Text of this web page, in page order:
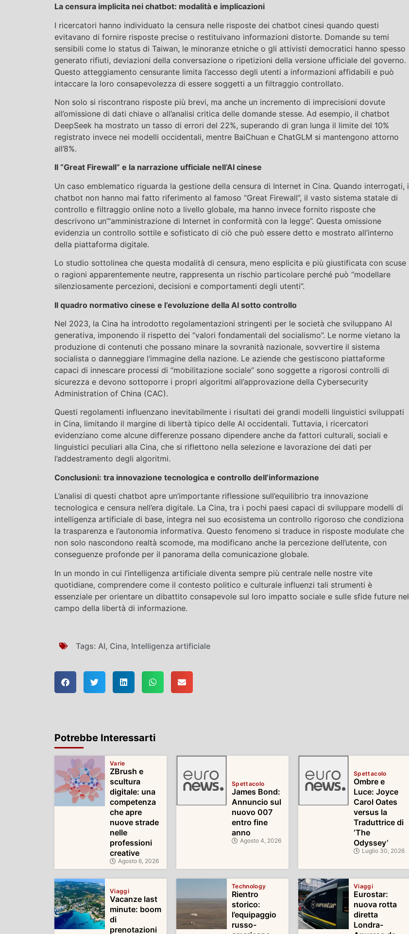
La censura implicita nei chatbot: modalità e implicazioni
I ricercatori hanno individuato la censura nelle risposte dei chatbot cinesi quando questi
evitavano di fornire risposte precise o restituivano informazioni distorte. Domande su temi
sensibili come lo status di Taiwan, le minoranze etniche o gli attivisti democratici hanno spesso
generato rifiuti, deviazioni della conversazione o ripetizioni della versione ufficiale del governo.
Questo atteggiamento censurante limita l’accesso degli utenti a informazioni affidabili e può
intaccare la loro consapevolezza di essere soggetti a un filtraggio controllato.
Non solo si riscontrano risposte più brevi, ma anche un incremento di imprecisioni dovute
all’omissione di dati chiave o all’analisi critica delle domande stesse. Ad esempio, il chatbot
DeepSeek ha mostrato un tasso di errori del 22%, superando di gran lunga il limite del 10%
registrato invece nei modelli occidentali, mentre BaiChuan e ChatGLM si mantengono attorno
all’8%.
Il “Great Firewall” e la narrazione ufficiale nell’AI cinese
Un caso emblematico riguarda la gestione della censura di Internet in Cina. Quando interrogati, i
chatbot non hanno mai fatto riferimento al famoso “Great Firewall”, il vasto sistema statale di
controllo e filtraggio online noto a livello globale, ma hanno invece fornito risposte che
descrivono un’“amministrazione di Internet in conformità con la legge”. Questa omissione
evidenzia un controllo sottile e sofisticato di ciò che può essere detto e mostrato all’interno
della piattaforma digitale.
Lo studio sottolinea che questa modalità di censura, meno esplicita e più giustificata con scuse
o ragioni apparentemente neutre, rappresenta un rischio particolare perché può “modellare
silenziosamente percezioni, decisioni e comportamenti degli utenti”.
Il quadro normativo cinese e l’evoluzione della AI sotto controllo
Nel 2023, la Cina ha introdotto regolamentazioni stringenti per le società che sviluppano AI
generativa, imponendo il rispetto dei “valori fondamentali del socialismo”. Le norme vietano la
produzione di contenuti che possano minare la sovranità nazionale, sovvertire il sistema
socialista o danneggiare l’immagine della nazione. Le aziende che gestiscono piattaforme
capaci di innescare processi di “mobilitazione sociale” sono soggette a rigorosi controlli di
sicurezza e devono sottoporre i propri algoritmi all’approvazione della Cybersecurity
Administration of China (CAC).
Questi regolamenti influenzano inevitabilmente i risultati dei grandi modelli linguistici sviluppati
in Cina, limitando il margine di libertà tipico delle AI occidentali. Tuttavia, i ricercatori
evidenziano come alcune differenze possano dipendere anche da fattori culturali, sociali e
linguistici peculiari alla Cina, che si riflettono nella selezione e lavorazione dei dati per
l’addestramento degli algoritmi.
Conclusioni: tra innovazione tecnologica e controllo dell’informazione
L’analisi di questi chatbot apre un’importante riflessione sull’equilibrio tra innovazione
tecnologica e censura nell’era digitale. La Cina, tra i pochi paesi capaci di sviluppare modelli di
intelligenza artificiale di base, integra nel suo ecosistema un controllo rigoroso che condiziona
la trasparenza e l’autonomia informativa. Questo fenomeno si traduce in risposte modulate che
non solo nascondono realtà scomode, ma modificano anche la percezione dell’utente, con
conseguenze profonde per il panorama della comunicazione globale.
In un mondo in cui l’intelligenza artificiale diventa sempre più centrale nelle nostre vite
quotidiane, comprendere come il contesto politico e culturale influenzi tali strumenti è
essenziale per orientare un dibattito consapevole sul loro impatto sociale e sulle sfide future nel
campo della libertà di informazione.
Tags: AI, Cina, Intelligenza artificiale
Potrebbe Interessarti
Varie
ZBrush e
scultura
digitale: una
competenza
che apre
nuove strade
nelle
professioni
creative
Agosto 6, 2026
Spettacolo
James Bond:
Annuncio sul
nuovo 007
entro fine
anno
Agosto 4, 2026
Spettacolo
Ombre e
Luce: Joyce
Carol Oates
versus la
Traduttrice di
‘The
Odyssey’
Luglio 30, 2026
Viaggi
Vacanze last
minute: boom
di
prenotazioni
Technology
Rientro
storico:
l’equipaggio
russo-
Viaggi
Eurostar:
nuova rotta
diretta
Londra-